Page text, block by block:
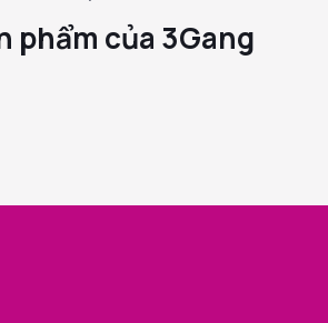
phẩm của 3Gang